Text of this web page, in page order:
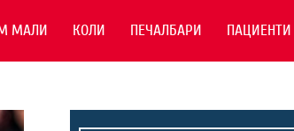
МАЛИ КОЛИ ПЕЧАЛБАРИ ПАЦИЕНТИ